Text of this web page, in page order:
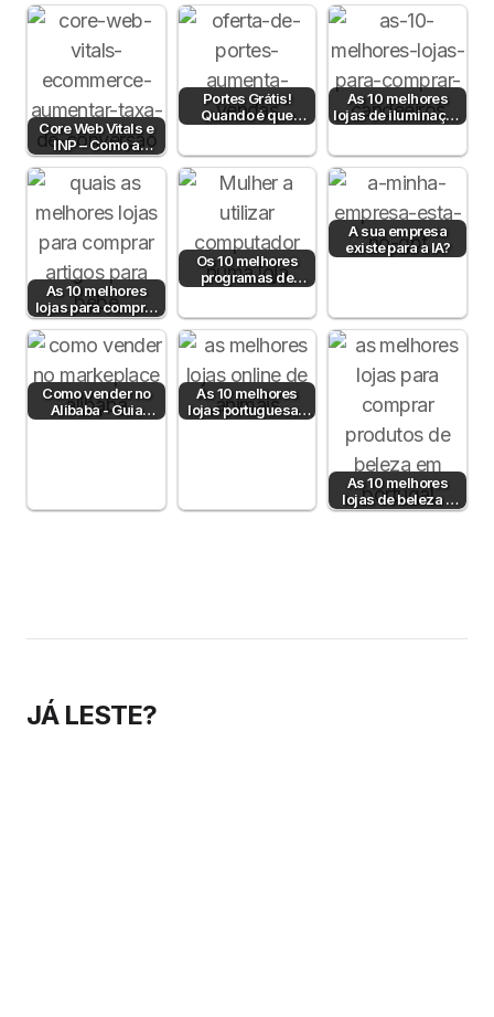
Portugal em 2026?
Core Web Vitals e
INP – Como a
Velocidade e
Interatividade do…
Portes Grátis!
Quando é que
fazem sentido?
As 10 melhores
lojas de iluminação
em Portugal
As 10 melhores
lojas para comprar
artigos para bebé
Os 10 melhores
programas de
faturação para lojas
A sua empresa
existe para a IA?
Como vender no
Alibaba - Guia
Completo para
As 10 melhores
lojas portuguesas
de produtos para
As 10 melhores
lojas de beleza e
cosmética online
JÁ LESTE?